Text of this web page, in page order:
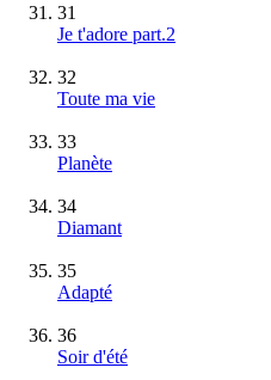
31
Je t'adore part.2
32
Toute ma vie
33
Planète
34
Diamant
35
Adapté
36
Soir d'été